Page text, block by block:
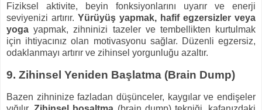
Fiziksel aktivite, beyin fonksiyonlarını uyarır ve enerji
seviyenizi artırır. Yürüyüş yapmak, hafif egzersizler veya
yoga yapmak, zihninizi tazeler ve tembellikten kurtulmak
için ihtiyacınız olan motivasyonu sağlar. Düzenli egzersiz,
odaklanmayı artırır ve zihinsel yorgunluğu azaltır.
9. Zihinsel Yeniden Başlatma (Brain Dump)
Bazen zihninize fazladan düşünceler, kaygılar ve endişeler